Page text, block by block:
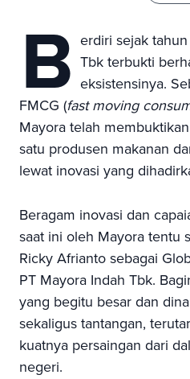
B erdiri sejak tahun
Tbk terbukti
eksistensinya.
FMCG (fast moving
Mayora telah
satu produsen makanan
lewat inovasi yang
Beragam inovasi dan
saat ini oleh Mayora tentu
Ricky Afrianto sebagai
PT Mayora Indah Tbk.
yang begitu besar dan
sekaligus tantangan,
kuatnya persaingan dari
negeri.